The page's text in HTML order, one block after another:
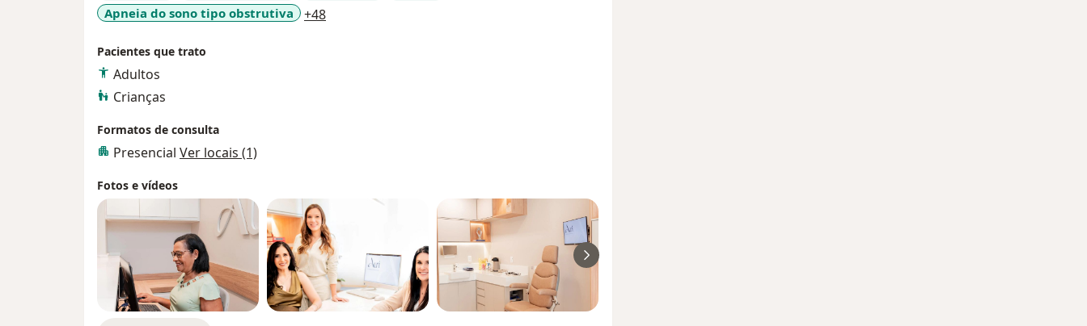
Será um prazer cuidar de você e da sua família!
Apneia do sono tipo obstrutiva
+48a11y_sr_more_diseases
Pacientes que trato
Adultos
Crianças
Formatos de consulta
Presencial Ver locais (1)
Fotos e vídeos